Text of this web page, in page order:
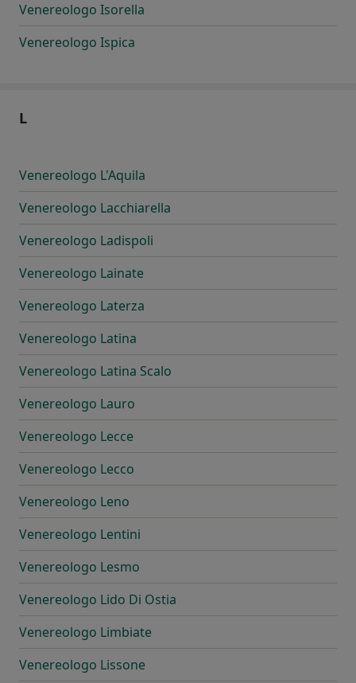
Venereologo Isorella
Venereologo Ispica
L
Venereologo L'Aquila
Venereologo Lacchiarella
Venereologo Ladispoli
Venereologo Lainate
Venereologo Laterza
Venereologo Latina
Venereologo Latina Scalo
Venereologo Lauro
Venereologo Lecce
Venereologo Lecco
Venereologo Leno
Venereologo Lentini
Venereologo Lesmo
Venereologo Lido Di Ostia
Venereologo Limbiate
Venereologo Lissone